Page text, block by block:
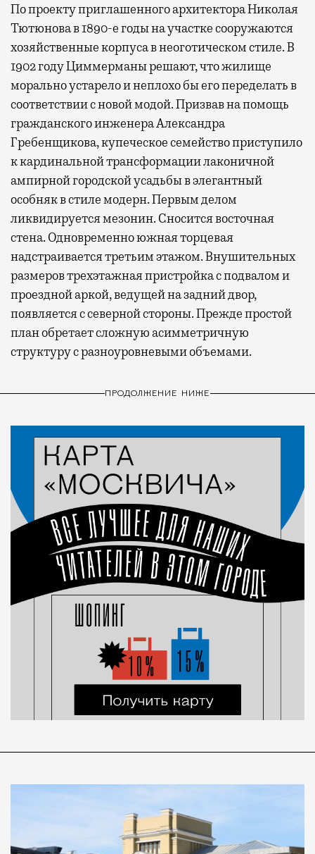
По проекту приглашенного архитектора Николая
Тютюнова в 1890-е годы на участке сооружаются
хозяйственные корпуса в неоготическом стиле. В
1902 году Циммерманы решают, что жилище
морально устарело и неплохо бы его переделать в
соответствии с новой модой. Призвав на помощь
гражданского инженера Александра
Гребенщикова, купеческое семейство приступило
к кардинальной трансформации лаконичной
ампирной городской усадьбы в элегантный
особняк в стиле модерн. Первым делом
ликвидируется мезонин. Сносится восточная
стена. Одновременно южная торцевая
надстраивается третьим этажом. Внушительных
размеров трехэтажная пристройка с подвалом и
проездной аркой, ведущей на задний двор,
появляется с северной стороны. Прежде простой
план обретает сложную асимметричную
структуру с разноуровневыми объемами.
ПРОДОЛЖЕНИЕ НИЖЕ